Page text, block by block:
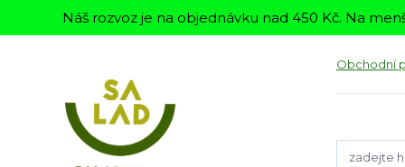
Náš rozvoz je na objednávku nad 450 Kč. Na
Obchodní